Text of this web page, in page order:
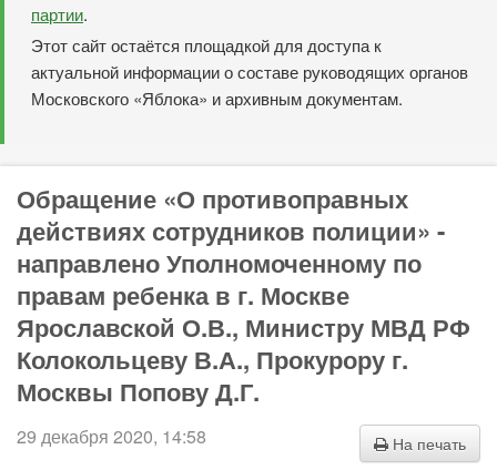
партии.
Этот сайт остаётся площадкой для доступа к
актуальной информации о составе руководящих органов
Московского «Яблока» и архивным документам.
Обращение «О противоправных
действиях сотрудников полиции» -
направлено Уполномоченному по
правам ребенка в г. Москве
Ярославской О.В., Министру МВД РФ
Колокольцеву В.А., Прокурору г.
Москвы Попову Д.Г.
На печать
29 декабря 2020, 14:58